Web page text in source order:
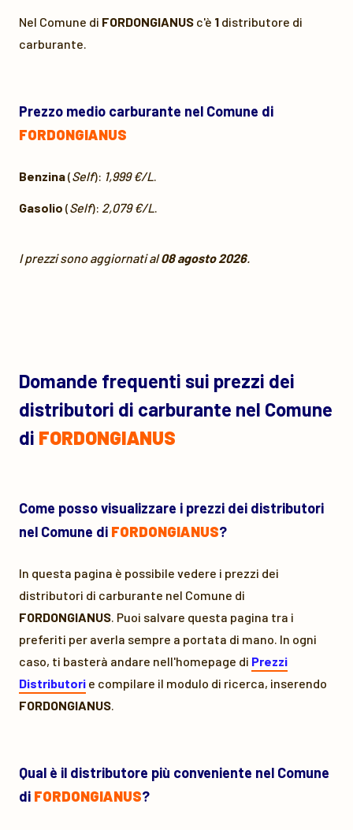
Nel Comune di FORDONGIANUS c'è 1 distributore di
carburante.
Prezzo medio carburante nel Comune di
FORDONGIANUS
Benzina(Self): 1,999 €/L.
Gasolio (Self): 2,079 €/L.
I prezzi sono aggiornati al08 agosto 2026.
Domande frequenti sui prezzi dei
distributori di carburante nel Comune
di FORDONGIANUS
Come posso visualizzare i prezzi dei distributori
nel Comune di FORDONGIANUS?
In questa pagina è possibile vedere i prezzi dei
distributori di carburante nel Comune di
FORDONGIANUS. Puoi salvare questa pagina tra i
preferiti per averla sempre a portata di mano. In ogni
caso, ti basterà andare nell'homepage di Prezzi
Distributori e compilare il modulo di ricerca, inserendo
FORDONGIANUS.
Qual è il distributore più conveniente nel Comune
di FORDONGIANUS?